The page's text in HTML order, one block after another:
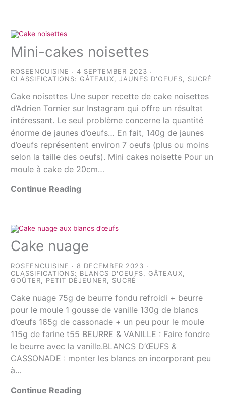
Mini-cakes noisettes
ROSEENCUISINE
4 SEPTEMBER 2023
CLASSIFICATIONS:GÂTEAUX ,JAUNES D'OEUFS SUCRÉ
Cake noisettes Une super recette de cake noisettes
d’Adrien Tornier sur Instagram qui offre un résultat
intéressant. Le seul problème concerne la quantité
énorme de jaunes d’oeufs… En fait, 140g de jaunes
d’oeufs représentent environ 7 oeufs (plus ou moins
selon la taille des oeufs). Mini cakes noisette Pour un
moule à cake de 20cm…
Continue Reading
Cake nuage
ROSEENCUISINE
8 DECEMBER 2023
CLASSIFICATIONS: BLANCS D'OEUFS ,GÂTEAUX
GOÛTER
PETIT DÉJEUNER SUCRÉ
Cake nuage 75g de beurre fondu refroidi + beurre
pour le moule 1 gousse de vanille 130g de blancs
d’œufs 165g de cassonade + un peu pour le moule
115g de farine t55 BEURRE & VANILLE : Faire fondre
le beurre avec la vanille.BLANCS D’ŒUFS &
CASSONADE : monter les blancs en incorporant peu
à…
Continue Reading